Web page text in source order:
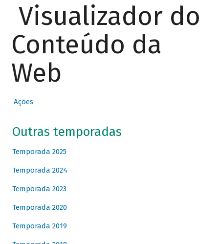
Visualizador do
Conteúdo da
Web
Ações
Outras temporadas
Temporada 2025
Temporada 2024
Temporada 2023
Temporada 2020
Temporada 2019